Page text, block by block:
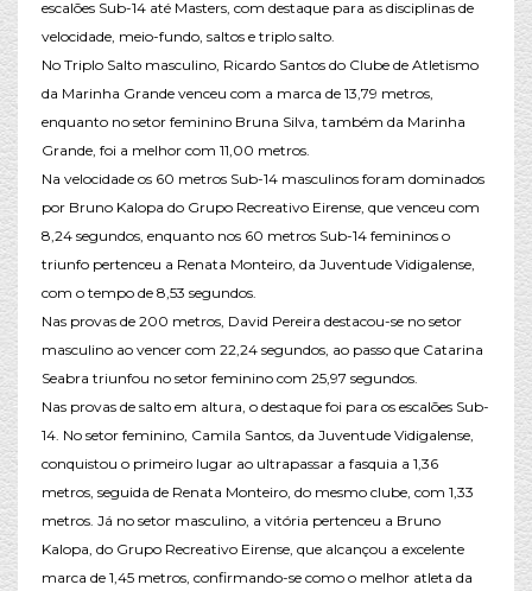
escalões Sub-14 até Masters, com destaque para as disciplinas de
velocidade, meio-fundo, saltos e triplo salto.
No Triplo Salto masculino, Ricardo Santos do Clube de Atletismo
da Marinha Grande venceu com a marca de 13,79 metros,
enquanto no setor feminino Bruna Silva, também da Marinha
Grande, foi a melhor com 11,00 metros.
Na velocidade os 60 metros Sub-14 masculinos foram dominados
por Bruno Kalopa do Grupo Recreativo Eirense, que venceu com
8,24 segundos, enquanto nos 60 metros Sub-14 femininos o
triunfo pertenceu a Renata Monteiro, da Juventude Vidigalense,
com o tempo de 8,53 segundos.
Nas provas de 200 metros, David Pereira destacou-se no setor
masculino ao vencer com 22,24 segundos, ao passo que Catarina
Seabra triunfou no setor feminino com 25,97 segundos.
Nas provas de salto em altura, o destaque foi para os escalões Sub-
14. No setor feminino, Camila Santos, da Juventude Vidigalense,
conquistou o primeiro lugar ao ultrapassar a fasquia a 1,36
metros, seguida de Renata Monteiro, do mesmo clube, com 1,33
metros. Já no setor masculino, a vitória pertenceu a Bruno
Kalopa, do Grupo Recreativo Eirense, que alcançou a excelente
marca de 1,45 metros, confirmando-se como o melhor atleta da